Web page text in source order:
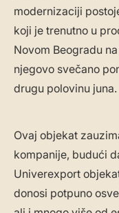
modernizaciji
koji je trenutno u
Novom Beogradu
njegovo svečano
drugu polovinu juna.
Ovaj objekat
kompanije, budući
Univerexport
donosi potpuno